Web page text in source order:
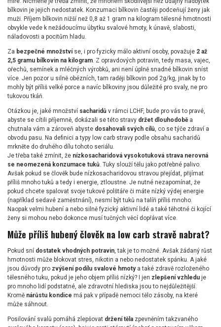
bílkovin je jejich nedostatek. Konzumaci bílkovin častěji podceňují ženy jak
muži. Příjem bílkovin nižší než 0,8 až 1 gram na kilogram tělesné hmotnosti
obvykle vede k nežádoucímu úbytku svalové hmoty, k únavě, slabosti,
náladovosti a pocitům hladu.
Za bezpečné množství se, i pro fyzicky málo aktivní osoby, považuje 2 až
2,5 gramu bílkovin na kilogram. Z opravdových potravin, tedy masa, vajec,
ořechů, semínek a mléčných výrobků, ani není úplně snadné bílkovin sníst
více. Jen pozor u silně obézních, tam raději bílkovin pod 2g/kg, jinak by to
mohly být příliš velké porce a navíc bílkoviny jsou důležité pro svaly, ne pro
tukovou tkáň.
Otázkou je, jaké množství sacharidů v rámci LCHF, bude pro vás to pravé,
abyste se cítili příjemně, dokázali se této stravy držet dlouhodoběa
chutnala vám a zároveň abyste dosahovali svých cílů, co se týče zdraví a
obvodu pasu. Na definici a typy low carb stravy podle obsahu sacharidů
mrkněte do druhého dílu tohoto seriálu.
Je třeba také zmínit, že nízkosacharidová vysokotuková strava nerovná
se neomezená konzumace tuků. Tuky slouží tělu jako potřebné palivo.
Avšak pokud se člověk bude nízkosacharidovou stravou přejídat, přijímat
příliš mnoho tuků a tedy i energie, ztloustne. Je nutné nezapomínat, že
pokud chcete spalovat svoje tukové polštáře či máte nízký výdej energie
(například sedavé zaměstnání), nesmí být tuků na talíři příliš mnoho.
Naopak velmi hubení a nebo silně fyzický aktivní lidé a také těhotné či kojící
ženy si mohou nebo dokonce musí tučných věcí dopřávat více.
Může příliš hubený člověk na low carb stravě nabrat?
Pokud sní dostatek vhodných potravin, tak je to možné. Avšak žádaný růst
hmotnosti může blokovat stres, nikotin a nebo nedostatek spánku. A jaké
jsou důvody pro zvýšení podílu svalové hmotya také zdravě rozloženého
tělesného tuku, pokud je jeho objem příliš nízký? I jen zlepšení vzhledu je
pro mnoho lidí podstatné, ale zdravotní hlediska jsou to nejdůležitější.
Kromě nárůstu kondice má pak v případě nemoci tělo zásoby, na které
může sáhnout.
Posilování svalů pomáhá zlepšovat držení těla zpevněním takzvaného